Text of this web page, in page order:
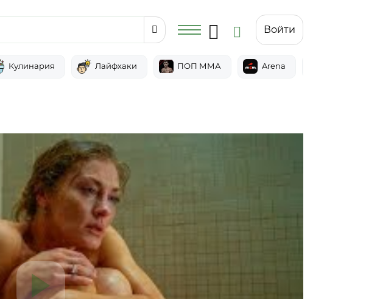
Войти
Кулинария Лайфхаки ПОП ММА Arena